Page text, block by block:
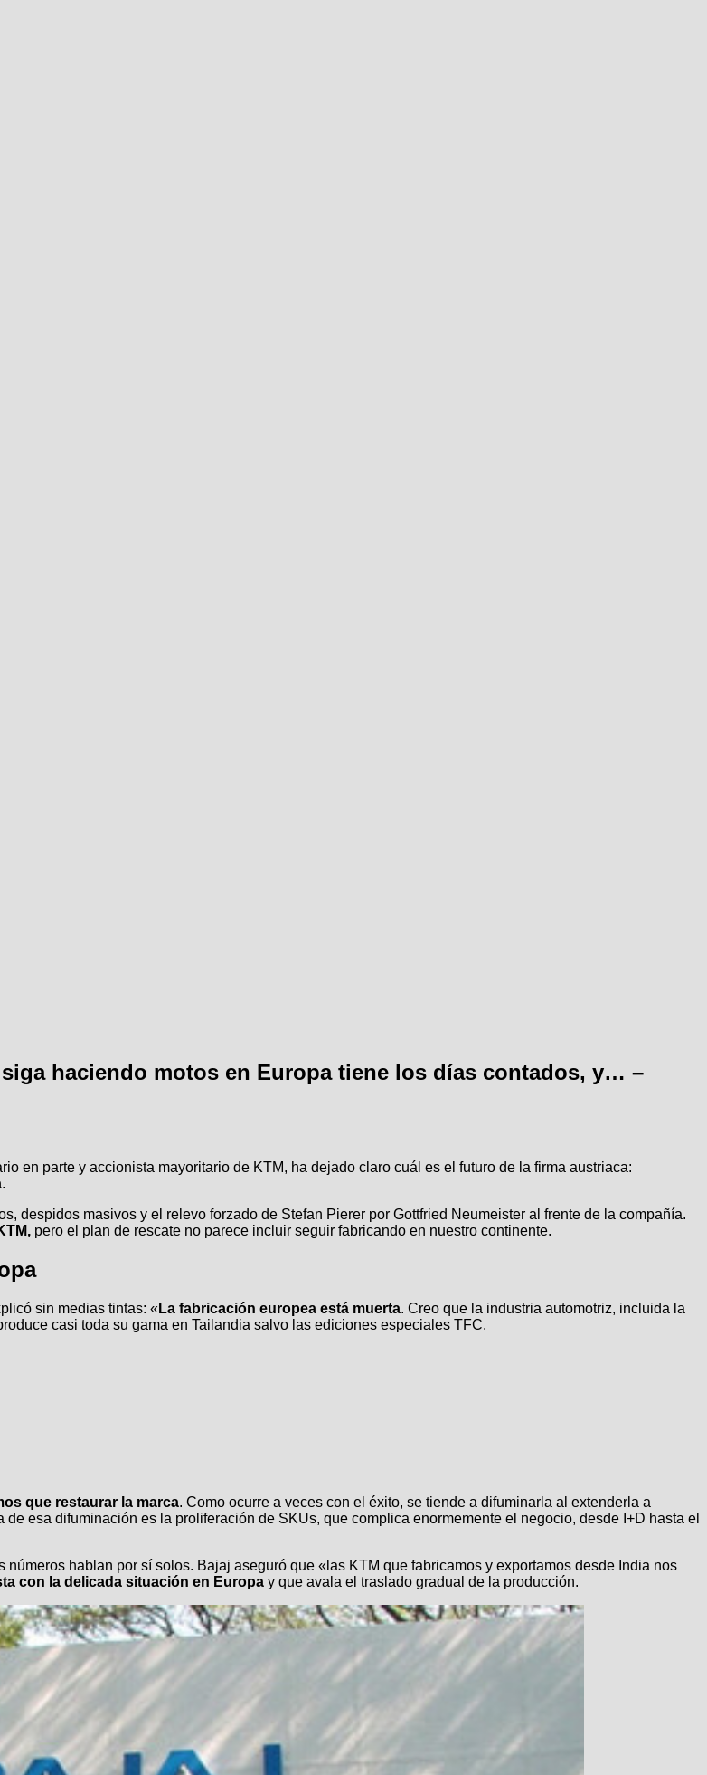
haciendo motos en Europa tiene los días contados, y… –
en parte y accionista mayoritario de KTM, ha dejado claro cuál es el futuro de la firma austriaca:
.
despidos masivos y el relevo forzado de Stefan Pierer por Gottfried Neumeister al frente de la compañía.
pero el plan de rescate no parece incluir seguir fabricando en nuestro continente.
sin medias tintas: « La fabricación europea está muerta. Creo que la industria automotriz, incluida la
casi toda su gama en Tailandia salvo las ediciones especiales TFC.
que restaurar la marca. Como ocurre a veces con el éxito, se tiende a difuminarla al extenderla a
esa difuminación es la proliferación de SKUs, que complica enormemente el negocio, desde I+D hasta el
hablan por sí solos. Bajaj aseguró que «las KTM que fabricamos y exportamos desde India nos
con la delicada situación en Europa y que avala el traslado gradual de la producción.